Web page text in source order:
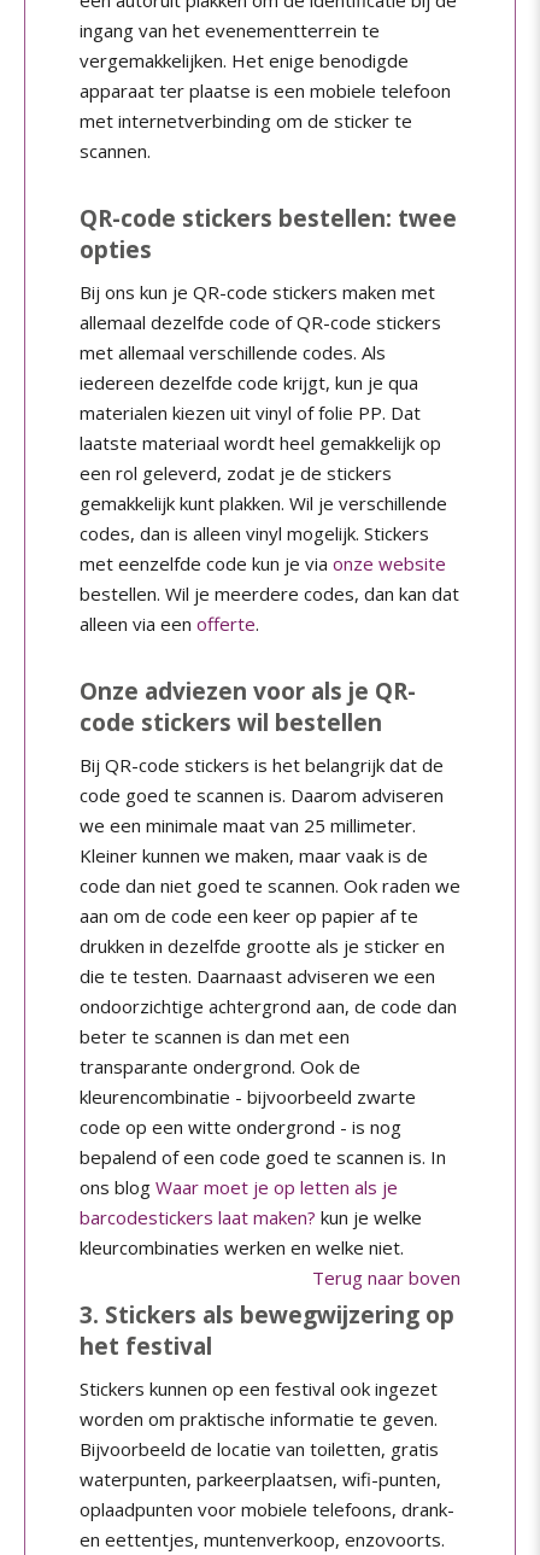
ingang van het evenementterrein te
vergemakkelijken. Het enige benodigde
apparaat ter plaatse is een mobiele telefoon
met internetverbinding om de sticker te
scannen.
QR-code stickers bestellen: twee
opties
Bij ons kun je QR-code stickers maken met
allemaal dezelfde code of QR-code stickers
met allemaal verschillende codes. Als
iedereen dezelfde code krijgt, kun je qua
materialen kiezen uit vinyl of folie PP. Dat
laatste materiaal wordt heel gemakkelijk op
een rol geleverd, zodat je de stickers
gemakkelijk kunt plakken. Wil je verschillende
codes, dan is alleen vinyl mogelijk. Stickers
met eenzelfde code kun je via onze website
bestellen. Wil je meerdere codes, dan kan dat
alleen via een offerte.
Onze adviezen voor als je QR-
code stickers wil bestellen
Bij QR-code stickers is het belangrijk dat de
code goed te scannen is. Daarom adviseren
we een minimale maat van 25 millimeter.
Kleiner kunnen we maken, maar vaak is de
code dan niet goed te scannen. Ook raden we
aan om de code een keer op papier af te
drukken in dezelfde grootte als je sticker en
die te testen. Daarnaast adviseren we een
ondoorzichtige achtergrond aan, de code dan
beter te scannen is dan met een
transparante ondergrond. Ook de
kleurencombinatie - bijvoorbeeld zwarte
code op een witte ondergrond - is nog
bepalend of een code goed te scannen is. In
ons blog Waar moet je op letten als je
barcodestickers laat maken? kun je welke
kleurcombinaties werken en welke niet.
Terug naar boven
3. Stickers als bewegwijzering op
het festival
Stickers kunnen op een festival ook ingezet
worden om praktische informatie te geven.
Bijvoorbeeld de locatie van toiletten, gratis
waterpunten, parkeerplaatsen, wifi-punten,
oplaadpunten voor mobiele telefoons, drank-
en eettentjes, muntenverkoop, enzovoorts.